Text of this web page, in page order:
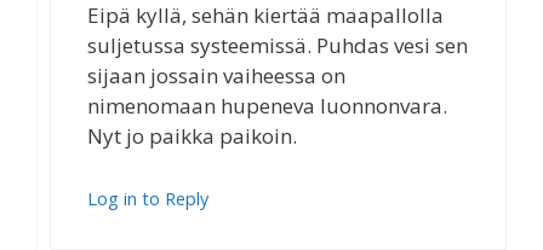
Eipä kyllä, sehän kiertää maapallolla
suljetussa systeemissä. Puhdas vesi sen
sijaan jossain vaiheessa on
nimenomaan hupeneva luonnonvara.
Nyt jo paikka paikoin.
Log in to Reply